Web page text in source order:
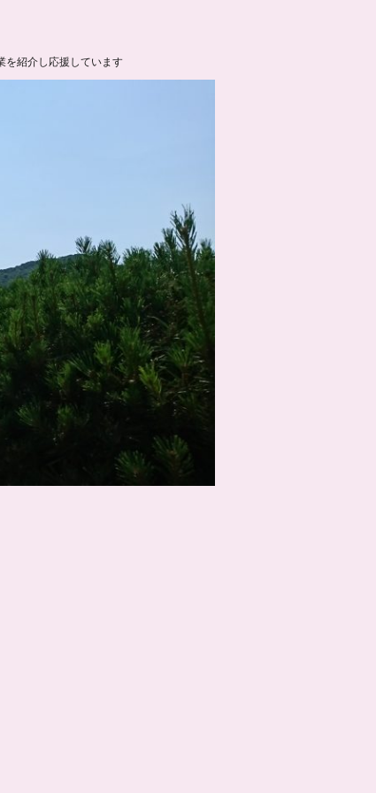
紹介し応援しています